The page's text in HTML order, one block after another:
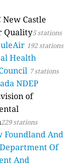
New Castle
Quality5 stations
192 stations
Health
7 stations
NDEP
of
229 stations
Foundland And
Of
And